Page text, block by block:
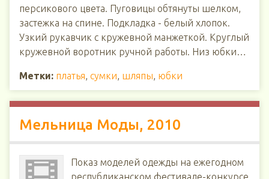
персикового цвета. Пуговицы обтянуты шелком,
застежка на спине. Подкладка - белый хлопок.
Узкий рукавчик с кружевной манжеткой. Круглый
кружевной воротник ручной работы. Низ юбки…
Метки: платья, сумки, шляпы, юбки
Мельница Моды, 2010
Показ моделей одежды на ежегодном
республиканском фестивале-конкурсе